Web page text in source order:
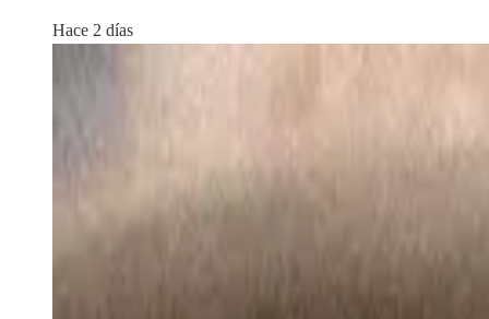
Hace 2 días